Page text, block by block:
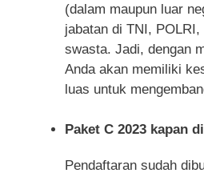
(dalam maupun luar
jabatan di TNI,
swasta. Jadi, dengan
Anda akan memiliki
luas untuk
Paket C 2023 kapan
Pendaftaran sudah